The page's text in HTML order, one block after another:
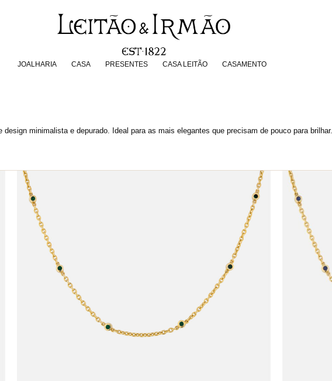
JOALHARIA CASA PRESENTES CASA LEITÃO CASAMENTO
PRESENTES CASA LEITÃO
minimalista e depurado. Ideal para as mais elegantes que precisam de pouco para brilhar.